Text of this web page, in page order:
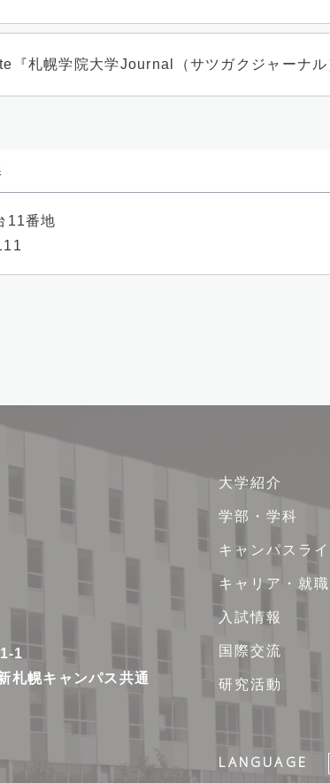
『札幌学院大学Journal（サツガクジャーナル
11番地
1
幌キャンパス共通
サ
イ
マ
ッ
大学紹介
学部・学科
キャンパスライ
キャリア・就
入試情報
国際交流
研究活動
LANGUAGE